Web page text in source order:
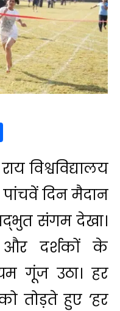
विश्वविद्यालय
दिन मैदान
संगम देखा।
और दर्शकों के
गूंज उठा। हर
तोड़ते हुए ‘हर